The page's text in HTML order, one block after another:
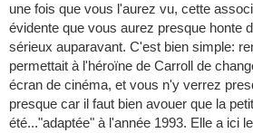
une fois que vous l'aurez vu, cette
évidente que vous aurez presque honte
sérieux auparavant. C'est bien simple:
permettait à l'héroïne de Carroll de
écran de cinéma, et vous n'y verrez
presque car il faut bien avouer que la
été..."adaptée" à l'année 1993. Elle a ici